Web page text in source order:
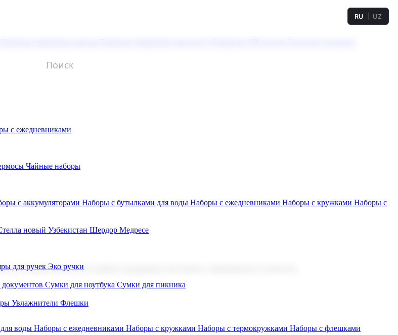
RU UZ
с ежедневниками
Чайные наборы
с аккумуляторами Наборы с бутылками для воды Наборы с ежедневниками Наборы с кружками Наборы с
новый Узбекистан Шердор Медресе
для ручек Эко ручки
Сумки для ноутбука Сумки для пикника
Увлажнители Флешки
В нашем каталоге вы найдете продукцию для бизнеса, мероприятия и клиентов.
воды Наборы с ежедневниками Наборы с кружками Наборы с термокружками Наборы с флешками